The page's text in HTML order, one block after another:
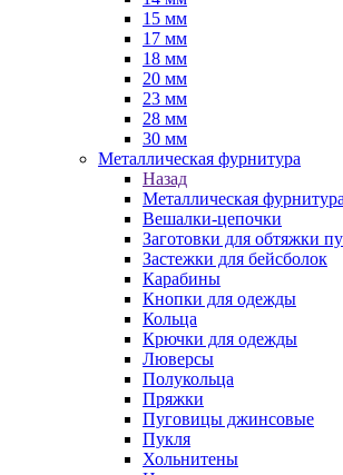
15 мм
17 мм
18 мм
20 мм
23 мм
28 мм
30 мм
Металлическая фурнитура
Назад
Металлическая фурнитура
Вешалки-цепочки
Заготовки для обтяжки
Застежки для бейсболок
Карабины
Кнопки для одежды
Кольца
Крючки для одежды
Люверсы
Полукольца
Пряжки
Пуговицы джинсовые
Пукля
Хольнитены